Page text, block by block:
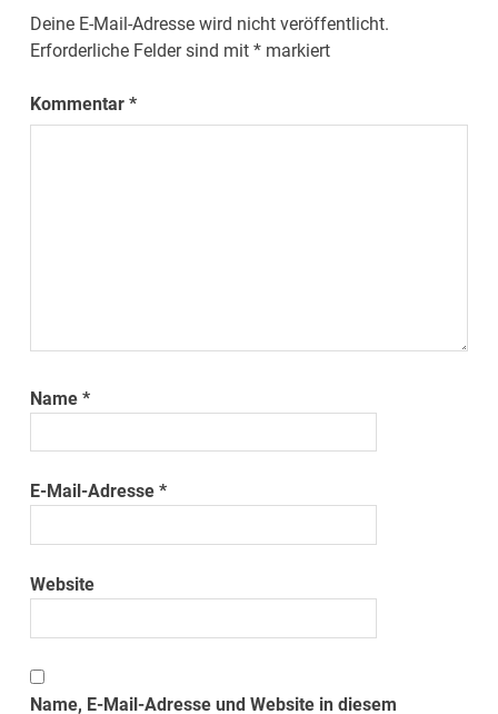
Deine E-Mail-Adresse wird nicht veröffentlicht.
Erforderliche Felder sind mit* markiert
Kommentar*
Name*
E-Mail-Adresse*
Website
Name, E-Mail-Adresse und Website in diesem